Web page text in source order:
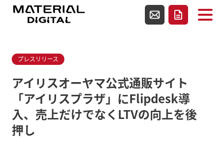
使用テンプレートファイルsingle.php
お問い合わせ
資料請求
プレスリリース
アイリスオーヤマ公式通販サイト
「アイリスプラザ」にFlipdesk導
入、売上だけでなくLTVの向上を後
押し